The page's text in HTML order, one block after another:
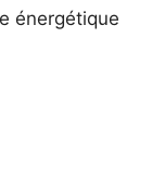
énergétique